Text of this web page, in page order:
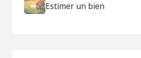
Estimer un bien